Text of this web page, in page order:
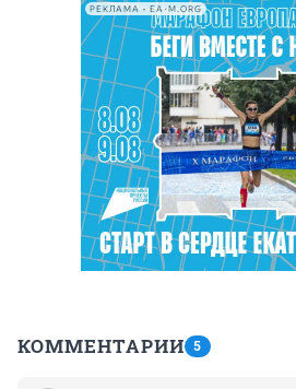
РЕКЛАМА • EA-M.ORG
КОММЕНТАРИИ 5